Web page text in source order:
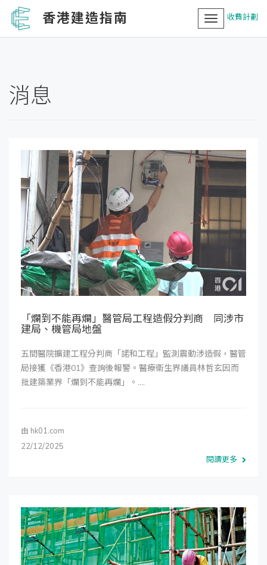
香港建造指南 收費計劃
Toggle
navigation
消息
「爛到不能再爛」醫管局工程造假分判商 同涉市
建局、機管局地盤
五間醫院擴建工程分判商「諾和工程」監測震動涉造假，醫管
局接獲《香港01》查詢後報警。醫療衞生界議員林哲玄因而
批建築業界「爛到不能再爛」。....
由 hk01.com
22/12/2025
閱讀更多